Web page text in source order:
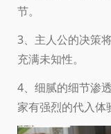
节。
3、主人公的决策
充满未知性。
4、细腻的细节渗
家有强烈的代入体